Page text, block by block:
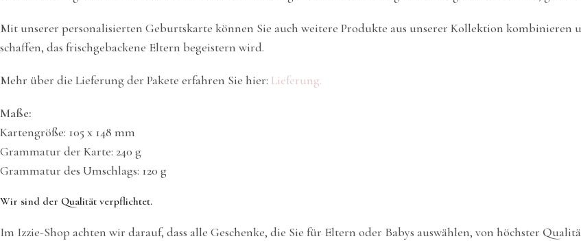
Mit unserer personalisierten Geburtskarte können Sie auch weitere Produkte aus unserer Kollektion kombinieren
schaffen, das frischgebackene Eltern begeistern wird.
Mehr über die Lieferung der Pakete erfahren Sie hier: Lieferung.
Maße:
Kartengröße: 105 x 148 mm
Grammatur der Karte: 240 g
Grammatur des Umschlags: 120 g
Wir sind der Qualität verpflichtet.
Im Izzie-Shop achten wir darauf, dass alle Geschenke, die Sie für Eltern oder Babys auswählen, von höchster